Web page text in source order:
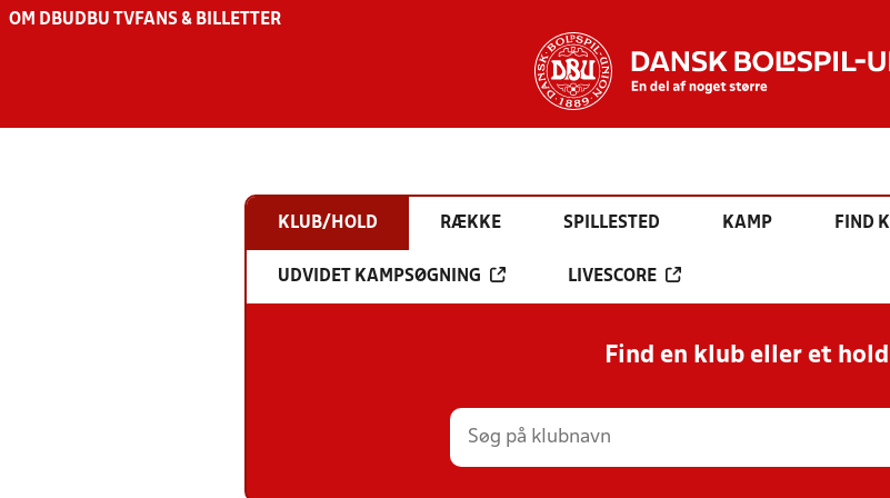
OM DBU DBU TV FANS & BILLETTER
KLUB/HOLD RÆKKE SPILLESTED KAMP FIND
UDVIDET KAMPSØGNING LIVESCORE
Find en klub eller et hold